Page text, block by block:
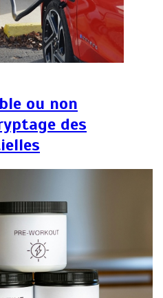
ou non
des